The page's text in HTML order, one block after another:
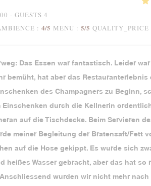
- GUESTS 4
: 4/5 MENU : 5/5 QUALITY_PRICE
Das Essen war fantastisch. Leider
bemüht, hat aber das Restauranterlebnis
des Champagners zu Beginn,
Einschenken durch die Kellnerin
auf die Tischdecke. Beim Servieren
meiner Begleitung der Bratensaft/Fett
auf die Hose gekippt. Es wurde sich
heißes Wasser gebracht, aber das hat so
wurden wir nicht mehr nach